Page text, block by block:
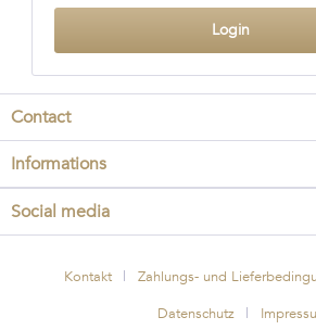
Login
Contact
Informations
Social media
Kontakt Zahlungs- und
Datenschutz